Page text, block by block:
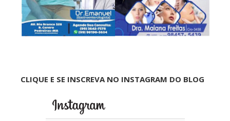
CLIQUE E SE INSCREVA NO INSTAGRAM DO BLOG